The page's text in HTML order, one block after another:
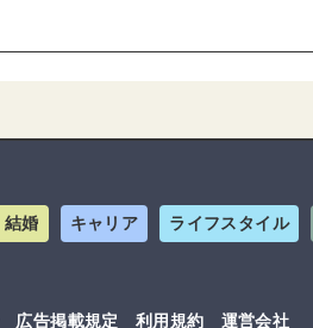
結婚 キャリア ライフスタイル
広告掲載規定 利用規約 運営会社